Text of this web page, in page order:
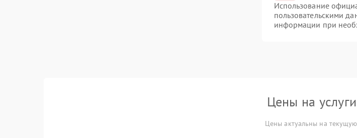
Использование
пользовательскими
информации при
Цены на
Цены актуальны на